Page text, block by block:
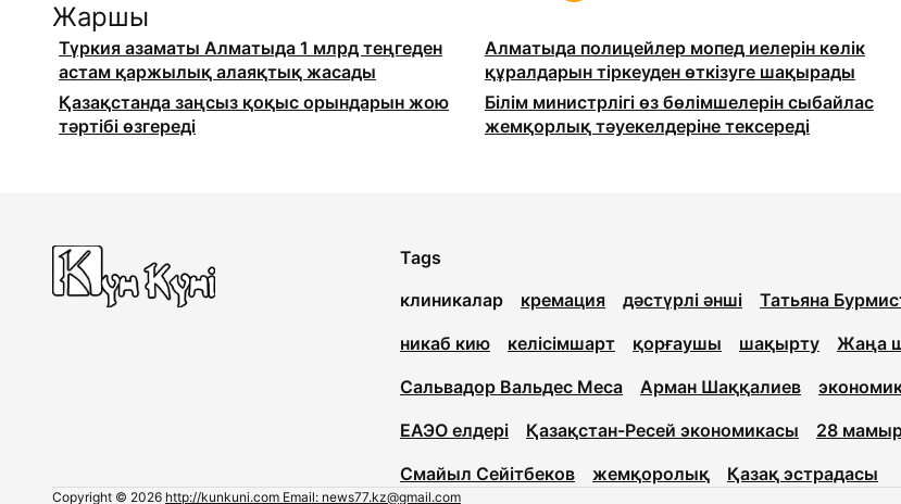
Жаршы
Түркия азаматы Алматыда 1 млрд теңгеден
астам қаржылық алаяқтық жасады
Алматыда полицейлер мопед иелерін көлік
құралдарын тіркеуден өткізуге шақырады
Қазақстанда заңсыз қоқыс орындарын жою
тәртібі өзгереді
Білім министрлігі өз бөлімшелерін сыбайлас
жемқорлық тәуекелдеріне тексереді
Tags
клиникалар
кремация дәстүрлі әнші Татьяна
никаб кию
келісімшарт қорғаушы шақырту Жаңа
Сальвадор Вальдес Меса
Арман Шаққалиев
ЕАЭО елдері
Қазақстан-Ресей экономикасы 28
Смайыл Сейітбеков
жемқоролық Қазақ эстрадасы
Copyright © 2026 http://kunkuni.com Email: news77.kz@gmail.com